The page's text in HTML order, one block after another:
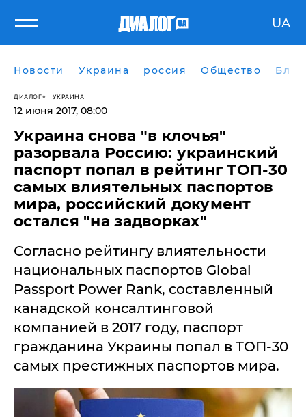
UA
Новости Украина россия Общество
ДИАЛОГ УКРАИНА
12 июня 2017, 08:00
Украина снова "в клочья"
разорвала Россию: украинский
паспорт попал в рейтинг ТОП-30
самых влиятельных паспортов
мира, российский документ
остался "на задворках"
Согласно рейтингу влиятельности
национальных паспортов Global
Passport Power Rank, составленный
канадской консалтинговой
компанией в 2017 году, паспорт
гражданина Украины попал в ТОП-30
самых престижных паспортов мира.